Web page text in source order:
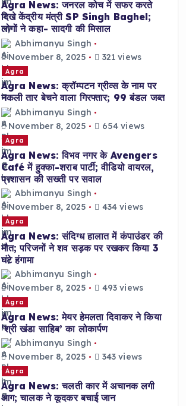
Agra News: जनरल कोच में सफर करते
दिखे केंद्रीय मंत्री SP Singh Baghel;
लोगों ने कहा- सादगी की मिसाल
Abhimanyu Singh
November 8, 2025
321 views
Agra
Agra News: क्रॉम्पटन ग्रीव्स के नाम पर
नकली तार बेचने वाला गिरफ्तार; 99 बंडल जब्त
Abhimanyu Singh
November 8, 2025
654 views
Agra
Agra News: विभव नगर के Avengers
Café में हुक्का-शराब पार्टी; वीडियो वायरल,
प्रशासन की सख्ती पर सवाल
Abhimanyu Singh
November 8, 2025
434 views
Agra
Agra News: संदिग्ध हालात में कंपाउंडर की
मौत; परिजनों ने शव सड़क पर रखकर किया 3
घंटे हंगामा
Abhimanyu Singh
November 8, 2025
493 views
Agra
Agra News: मेयर हेमलता दिवाकर ने किया
‘श्री खंडा साहिब’ का लोकार्पण
Abhimanyu Singh
November 8, 2025
343 views
Agra
Agra News: चलती कार में अचानक लगी
आग; चालक ने कूदकर बचाई जान